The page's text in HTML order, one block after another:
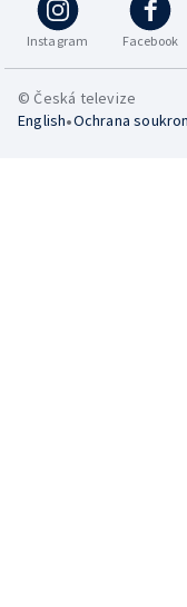
Instagram Facebook
© Česká televize
English•Ochrana